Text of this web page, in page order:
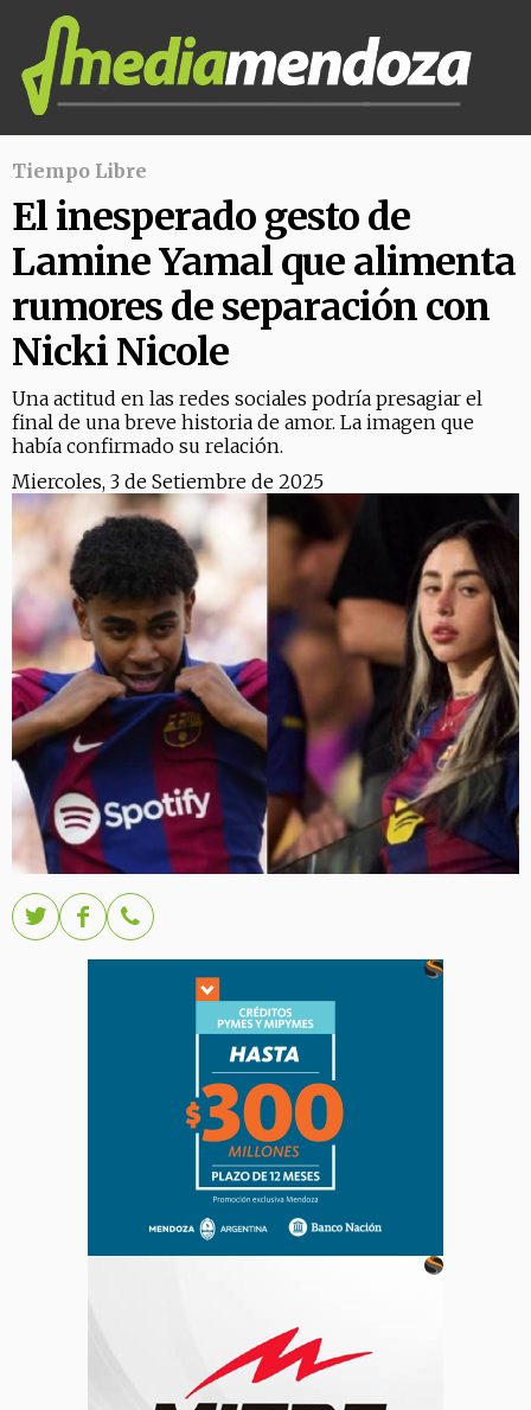
Tiempo Libre
El inesperado gesto de
Lamine Yamal que alimenta
rumores de separación con
Nicki Nicole
Una actitud en las redes sociales podría presagiar el
final de una breve historia de amor. La imagen que
había confirmado su relación.
Miercoles, 3 de Setiembre de 2025